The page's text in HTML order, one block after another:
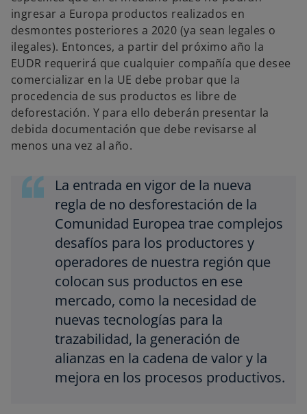
ingresar a Europa productos realizados en
desmontes posteriores a 2020 (ya sean legales o
ilegales). Entonces, a partir del próximo año la
EUDR requerirá que cualquier compañía que desee
comercializar en la UE debe probar que la
procedencia de sus productos es libre de
deforestación. Y para ello deberán presentar la
debida documentación que debe revisarse al
menos una vez al año.
La entrada en vigor de la nueva
regla de no desforestación de la
Comunidad Europea trae complejos
desafíos para los productores y
operadores de nuestra región que
colocan sus productos en ese
mercado, como la necesidad de
nuevas tecnologías para la
trazabilidad, la generación de
alianzas en la cadena de valor y la
mejora en los procesos productivos.